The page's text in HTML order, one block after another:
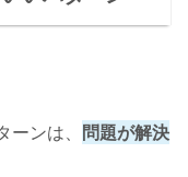
ンは、 問題が解決